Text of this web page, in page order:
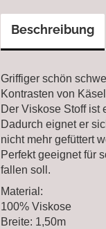
Beschreibung
Griffiger schön
Kontrasten von
Der Viskose Stoff ist
Dadurch eignet er
nicht mehr gefüttert
Perfekt geeignet für
fallen soll.
Material:
100% Viskose
Breite: 1,50m